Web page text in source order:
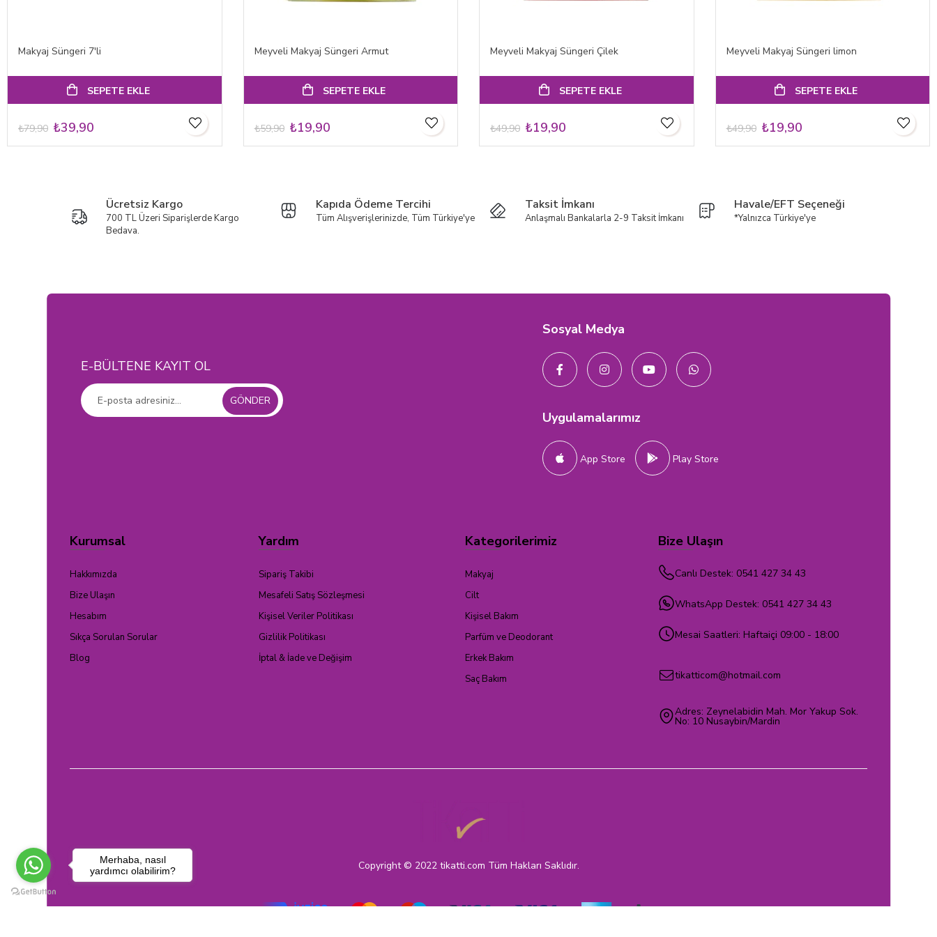
Makyaj Süngeri 7'li
₺39,90
₺79,90
SEPETE EKLE
Meyveli Makyaj Süngeri Armut
₺19,90
₺59,90
SEPETE EKLE
Meyveli Makyaj Süngeri Çilek
₺19,90
₺49,90
SEPETE EKLE
Meyveli Makyaj Süngeri limon
₺19,90
₺49,90
SEPETE EKLE
Ücretsiz Kargo
700 TL Üzeri Siparişlerde Kargo
Bedava.
Kapıda Ödeme Tercihi
Tüm Alışverişlerinizde, Tüm Türkiye'ye
Taksit İmkanı
Anlaşmalı Bankalarla 2-9 Taksit İmkanı
Havale/EFT Seçeneği
*Yalnızca Türkiye'ye
E-BÜLTENE KAYIT OL
GÖNDER
Sosyal Medya
Uygulamalarımız
App Store Play Store
Kurumsal
Hakkımızda
Bize Ulaşın
Hesabım
Sıkça Sorulan Sorular
Blog
Yardım
Sipariş Takibi
Mesafeli Satış Sözleşmesi
Kişisel Veriler Politikası
Gizlilik Politikası
İptal & İade ve Değişim
Kategorilerimiz
Makyaj
Cilt
Kişisel Bakım
Parfüm ve Deodorant
Erkek Bakım
Saç Bakım
Bize Ulaşın
Canlı Destek: 0541 427 34 43
WhatsApp Destek: 0541 427 34 43
Mesai Saatleri: Haftaiçi 09:00 - 18:00
tikatticom@hotmail.com
Adres: Zeynelabidin Mah. Mor Yakup Sok.
No: 10 Nusaybin/Mardin
Copyright © 2022 tikatti.com Tüm Hakları Saklıdır.
Merhaba, nasıl
yardımcı olabilirim?